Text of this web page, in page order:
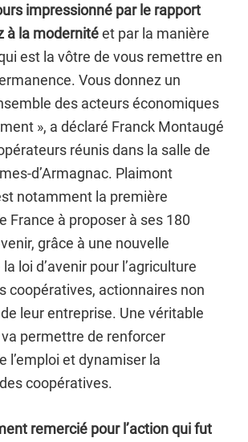
impressionné par le rapport
à la modernitéet par la manière
est la vôtre de vous remettre en
Vous donnez un
des acteurs économiques
», a déclaré Franck Montaugé
réunis dans la salle de
d’Armagnac. Plaimont
notamment la première
France à proposer à ses 180
grâce à une nouvelle
loi d’avenir pour l’agriculture
coopératives, actionnaires non
leur entreprise. Une véritable
permettre de renforcer
l’emploi et dynamiser la
coopératives.
remercié pour l’action qui fut